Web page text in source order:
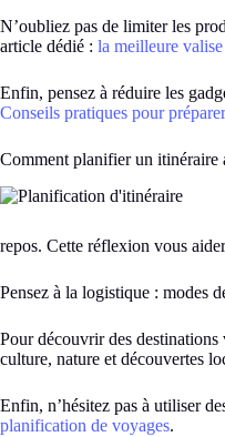
N’oubliez pas de limiter les
article dédié : la meilleure
Enfin, pensez à réduire les
Conseils pratiques pour
Comment planifier un itinéraire
repos. Cette réflexion vous
Pensez à la logistique : modes
Pour découvrir des destinations
culture, nature et découvertes
Enfin, n’hésitez pas à utiliser
planification de voyages.